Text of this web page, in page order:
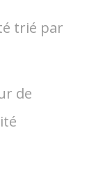
trié par
de